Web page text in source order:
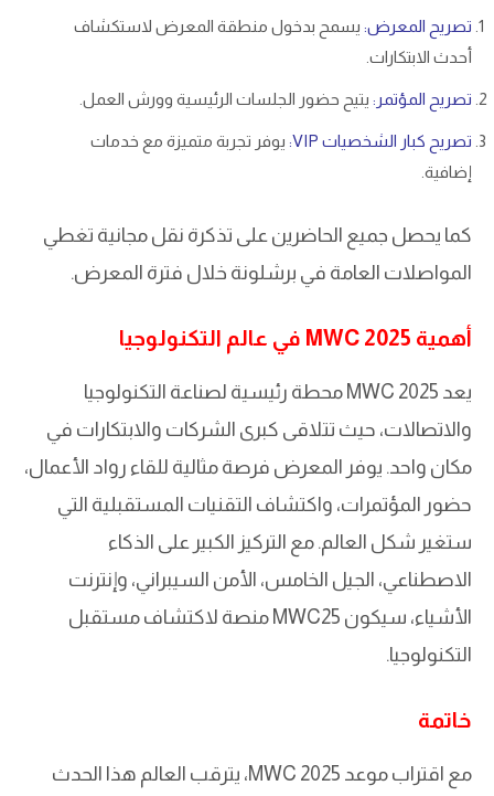
تصريح المعرض: يسمح بدخول منطقة المعرض لاستكشاف
أحدث الابتكارات.
تصريح المؤتمر: يتيح حضور الجلسات الرئيسية وورش العمل.
تصريح كبار الشخصيات VIP:
يوفر تجربة متميزة مع خدمات
إضافية.
كما يحصل جميع الحاضرين على تذكرة نقل مجانية تغطي
المواصلات العامة في برشلونة خلال فترة المعرض.
أهمية MWC 2025 في عالم التكنولوجيا
يعد MWC 2025 محطة رئيسية لصناعة التكنولوجيا
والاتصالات، حيث تتلاقى كبرى الشركات والابتكارات في
مكان واحد. يوفر المعرض فرصة مثالية للقاء رواد الأعمال،
حضور المؤتمرات، واكتشاف التقنيات المستقبلية التي
ستغير شكل العالم. مع التركيز الكبير على الذكاء
الاصطناعي، الجيل الخامس، الأمن السيبراني، وإنترنت
الأشياء، سيكون MWC25 منصة لاكتشاف مستقبل
التكنولوجيا.
خاتمة
مع اقتراب موعد MWC 2025، يترقب العالم هذا الحدث